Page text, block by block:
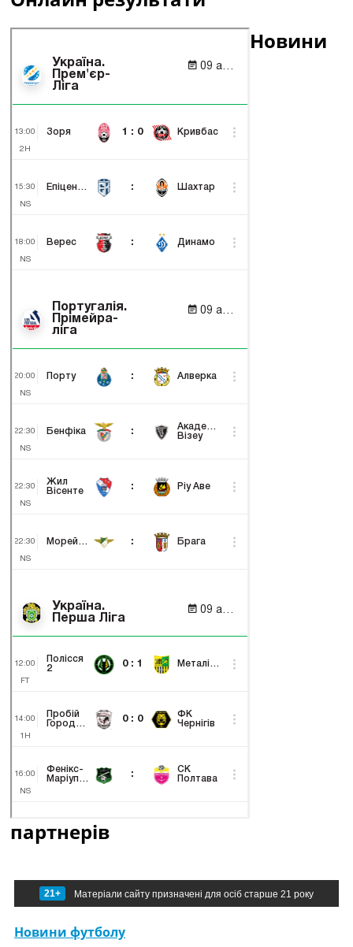
Новини
партнерів
21+ Матеріали сайту призначені для осіб старше 21 року
Новини футболу